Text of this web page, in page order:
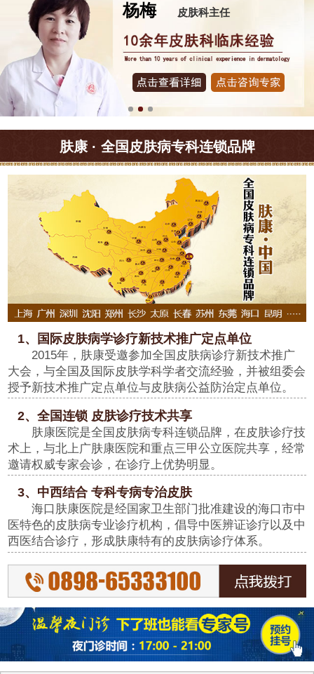
杨梅 皮肤科主任
肤康 · 全国皮肤病专科连锁品牌
1、国际皮肤病学诊疗新技术推广定点单位
2015年，肤康受邀参加全国皮肤病诊疗新技术推广
大会，与全国及国际皮肤学科学者交流经验，并被组委会
授予新技术推广定点单位与皮肤病公益防治定点单位。
2、全国连锁 皮肤诊疗技术共享
肤康医院是全国皮肤病专科连锁品牌，在皮肤诊疗技
术上，与北上广肤康医院和重点三甲公立医院共享，经常
邀请权威专家会诊，在诊疗上优势明显。
3、中西结合 专科专病专治皮肤
海口肤康医院是经国家卫生部门批准建设的海口市中
医特色的皮肤病专业诊疗机构，倡导中医辨证诊疗以及中
西医结合诊疗，形成肤康特有的皮肤病诊疗体系。